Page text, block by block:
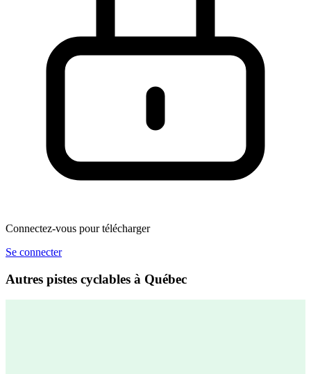
Connectez-vous pour télécharger
Se connecter
Autres pistes cyclables à Québec